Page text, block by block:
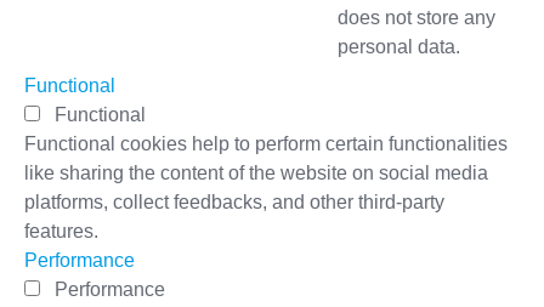
does not store any
personal data.
Functional
Functional
Functional cookies help to perform certain functionalities
like sharing the content of the website on social media
platforms, collect feedbacks, and other third-party
features.
Performance
Performance